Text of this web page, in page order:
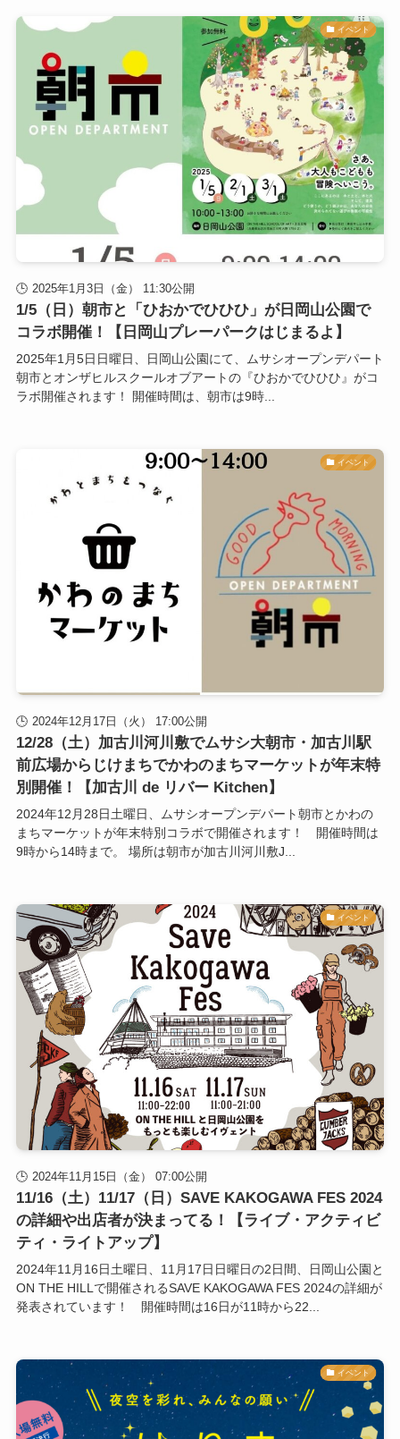
イベント
2025年1月3日（金） 11:30公開
1/5（日）朝市と「ひおかでひひひ」が日岡山公園で
コラボ開催！【日岡山プレーパークはじまるよ】
2025年1月5日日曜日、日岡山公園にて、ムサシオープンデパート
朝市とオンザヒルスクールオブアートの『ひおかでひひひ』がコ
ラボ開催されます！ 開催時間は、朝市は9時...
イベント
2024年12月17日（火） 17:00公開
12/28（土）加古川河川敷でムサシ大朝市・加古川駅
前広場からじけまちでかわのまちマーケットが年末特
別開催！【加古川 de リバー Kitchen】
2024年12月28日土曜日、ムサシオープンデパート朝市とかわの
まちマーケットが年末特別コラボで開催されます！ 開催時間は
9時から14時まで。 場所は朝市が加古川河川敷J...
イベント
2024年11月15日（金） 07:00公開
11/16（土）11/17（日）SAVE KAKOGAWA FES 2024
の詳細や出店者が決まってる！【ライブ・アクティビ
ティ・ライトアップ】
2024年11月16日土曜日、11月17日日曜日の2日間、日岡山公園と
ON THE HILLで開催されるSAVE KAKOGAWA FES 2024の詳細が
発表されています！ 開催時間は16日が11時から22...
イベント